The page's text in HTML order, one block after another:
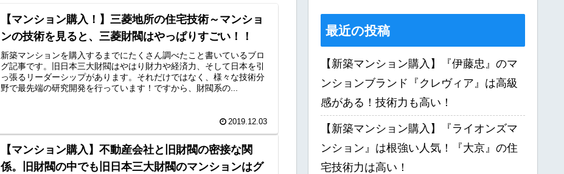
【マンション購入！】三菱地所の住宅技術～マンショ
ンの技術を見ると、三菱財閥はやっぱりすごい！！
新築マンションを購入するまでにたくさん調べたこと書いているブロ
グ記事です。旧日本三大財閥はやはり財力や経済力、そして日本を引
っ張るリーダーシップがあります。それだけではなく、様々な技術分
野で最先端の研究開発を行っています！ですから、財閥系の...
2019.12.03
【マンション購入】不動産会社と旧財閥の密接な関
係。旧財閥の中でも旧日本三大財閥のマンションはグ
最近の投稿
【新築マンション購入】『伊藤忠』のマ
ンションブランド『クレヴィア』は高級
感がある！技術力も高い！
【新築マンション購入】『ライオンズマ
ンション』は根強い人気！『大京』の住
宅技術力は高い！